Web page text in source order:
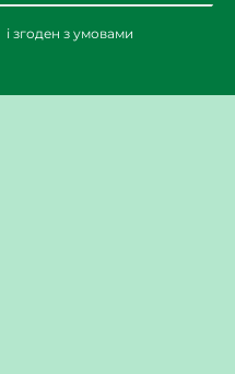
і згоден з умовами